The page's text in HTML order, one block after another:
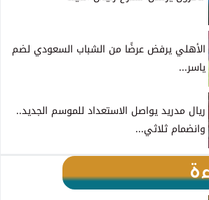
الأهلي يرفض عرضًا من الشباب السعودي لضم
ياسر...
ريال مدريد يواصل الاستعداد للموسم الجديد..
وانضمام ثلاثي...